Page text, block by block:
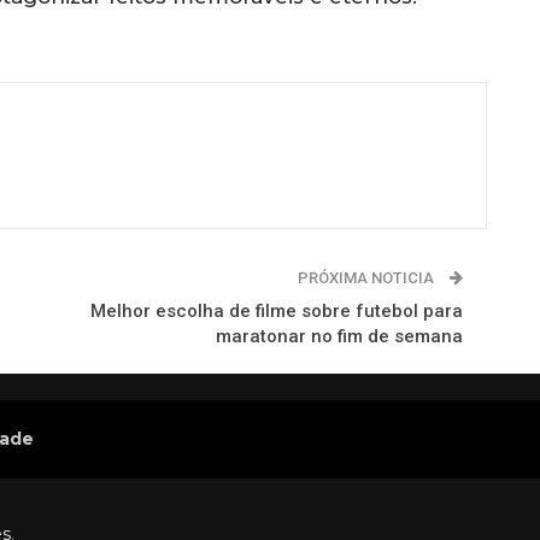
PRÓXIMA NOTICIA
Melhor escolha de filme sobre futebol para
maratonar no fim de semana
.